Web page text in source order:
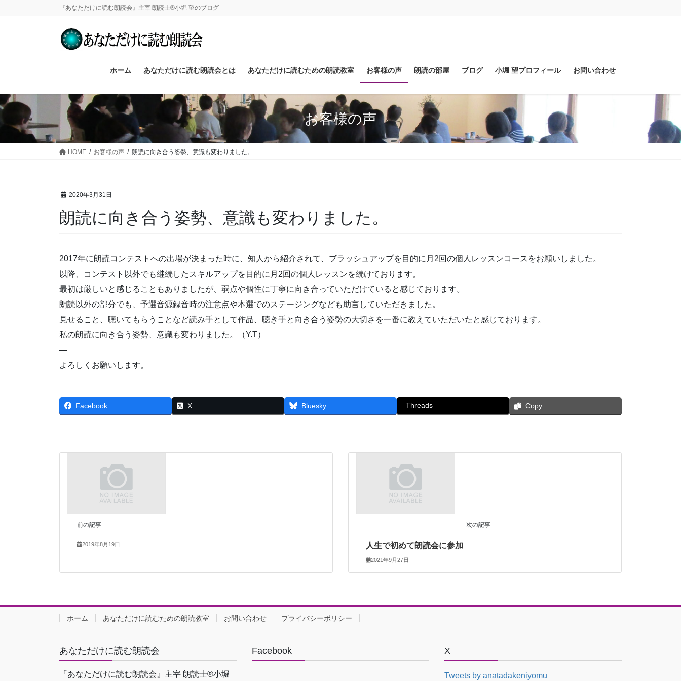
ッ
移
『あなただけに読む朗読会』主宰 朗読士®小堀 望のブログ
ホーム あなただけに読む朗読会とは あなただけに読むための朗読教室 お客様の声 朗読の部屋 ブログ 小堀 望プロフィール お問い合わせ
お客様の声
HOME お客様の声 朗読に向き合う姿勢、意識も変わりました。
2020年3月31日
朗読に向き合う姿勢、意識も変わりました。
2017年に朗読コンテストへの出場が決まった時に、知人から紹介されて、ブラッシュアップを目的に月2回の個人レッスンコースをお願いしました。
以降、コンテスト以外でも継続したスキルアップを目的に月2回の個人レッスンを続けております。
最初は厳しいと感じることもありましたが、弱点や個性に丁寧に向き合っていただけていると感じております。
朗読以外の部分でも、予選音源録音時の注意点や本選でのステージングなども助言していただきました。
見せること、聴いてもらうことなど読み手として作品、聴き手と向き合う姿勢の大切さを一番に教えていただいたと感じております。
私の朗読に向き合う姿勢、意識も変わりました。（Y.T）
—
よろしくお願いします。
Facebook X Bluesky Threads Copy
前の記事
2019年8月19日
次の記事
人生で初めて朗読会に参加
2021年9月27日
ホーム あなただけに読むための朗読教室 お問い合わせ プライバシーポリシー
あなただけに読む朗読会
『あなただけに読む朗読会』主宰 朗読士®小堀
Facebook X
Tweets by anatadakeniyomu